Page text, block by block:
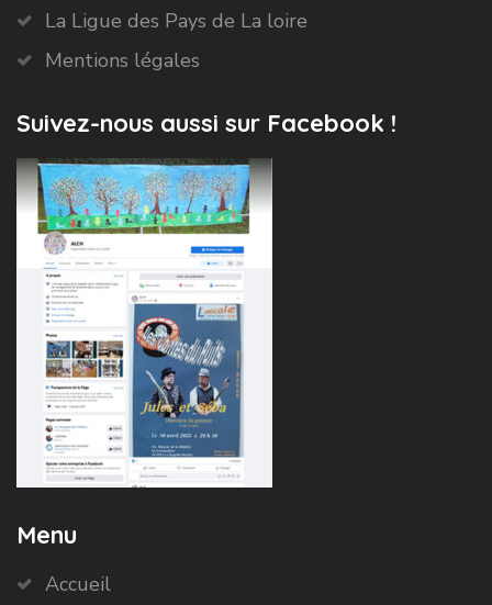
La Ligue des Pays de La loire
Mentions légales
Suivez-nous aussi sur Facebook !
Menu
Accueil